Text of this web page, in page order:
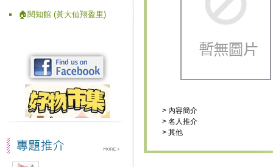
🏠閱知館 (黃大仙翔盈里)
> 內容簡介
> 名人推介
> 其他